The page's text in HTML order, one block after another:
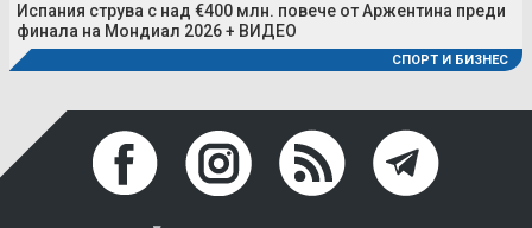
Испания струва с над €400 млн. повече от Аржентина преди
финала на Мондиал 2026 + ВИДЕО
СПОРТ И БИЗНЕС